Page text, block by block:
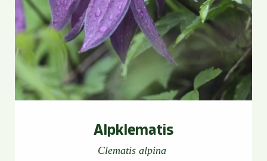
Alpklematis
Clematis alpina